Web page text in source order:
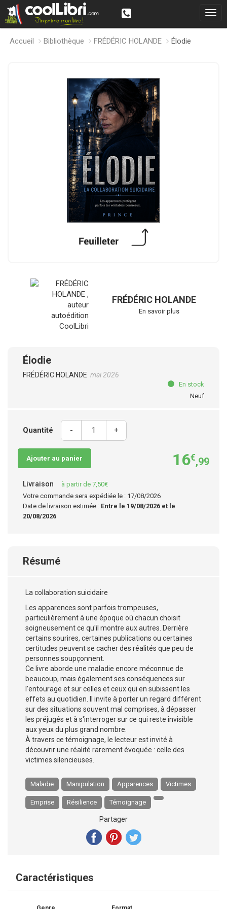
Accueil Bibliothèque FRÉDÉRIC HOLANDE Élodie
FRÉDÉRIC HOLANDE
En savoir plus
Élodie
FRÉDÉRIC HOLANDE mai 2026
En stock
Neuf
Quantité - +
Ajouter au panier 16€,99
Livraison
à partir de 7,50€
Votre commande sera expédiée le : 17/08/2026
Date de livraison estimée : Entre le 19/08/2026 et le
20/08/2026
Résumé
La collaboration suicidaire
Les apparences sont parfois trompeuses,
particulièrement à une époque où chacun choisit
soigneusement ce qu'il montre aux autres. Derrière
certains sourires, certaines publications ou certaines
certitudes peuvent se cacher des réalités que peu de
personnes soupçonnent.
Ce livre aborde une maladie encore méconnue de
beaucoup, mais également ses conséquences sur
l'entourage et sur celles et ceux qui en subissent les
effets au quotidien. Il invite à porter un regard différent
sur des situations souvent mal comprises, à dépasser
les préjugés et à s'interroger sur ce qui reste invisible
aux yeux du plus grand nombre.
À travers ce témoignage, le lecteur est invité à
découvrir une réalité rarement évoquée : celle des
victimes silencieuses.
Maladie Manipulation Apparences Victimes
Emprise Résilience Témoignage
Partager
Caractéristiques